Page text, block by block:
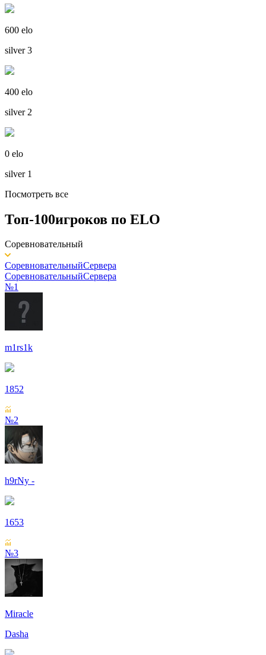
600 elo
silver 3
400 elo
silver 2
0 elo
silver 1
Посмотреть все
Топ-100игроков по ELO
Соревновательный
СоревновательныйСервера
СоревновательныйСервера
№1
m1rs1k
1852
№2
h9rNy -
1653
№3
Miracle
Dasha